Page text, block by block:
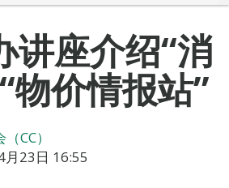
讲座介绍“消
物价情报站”
CC）
月23日 16:55